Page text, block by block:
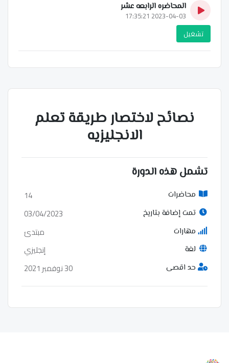
المحاضره الرابعه عشر
2023-04-03 17:35:21
تشغيل
نصائح لاختصار طريقة تعلم
الانجليزيه
تشمل هذه الدورة
محاضرات 14
تمت إضافة بتاريخ 03/04/2023
مهارات مبتدئ
لغة إنجليزي
حد اقصى 30 نوفمبر 2021